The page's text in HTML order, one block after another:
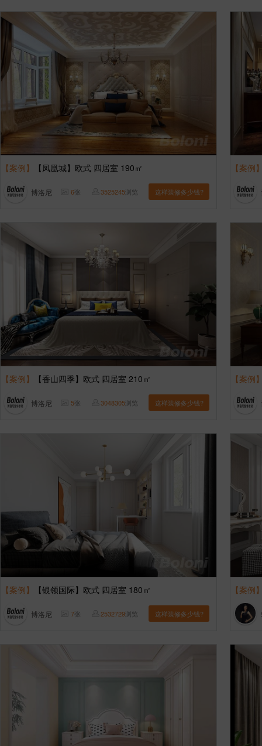
【案例】 【凤凰城】欧式 四居室 190㎡
博洛尼 6张 3525245浏览 这样装修多少钱?
【案例
【案例】 【香山四季】欧式 四居室 210㎡
博洛尼 5张 3048305浏览 这样装修多少钱?
【案例
【案例】 【银领国际】欧式 四居室 180㎡
博洛尼 7张 2532729浏览 这样装修多少钱?
【案例